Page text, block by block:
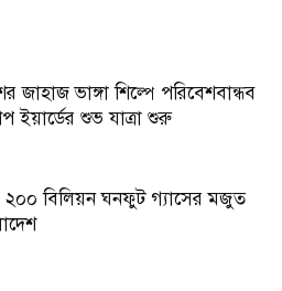
জাহাজ ভাঙ্গা শিল্পে পরিবেশবান্ধব
ইয়ার্ডের শুভ যাত্রা শুরু
বিলিয়ন ঘনফুট গ্যাসের মজুত